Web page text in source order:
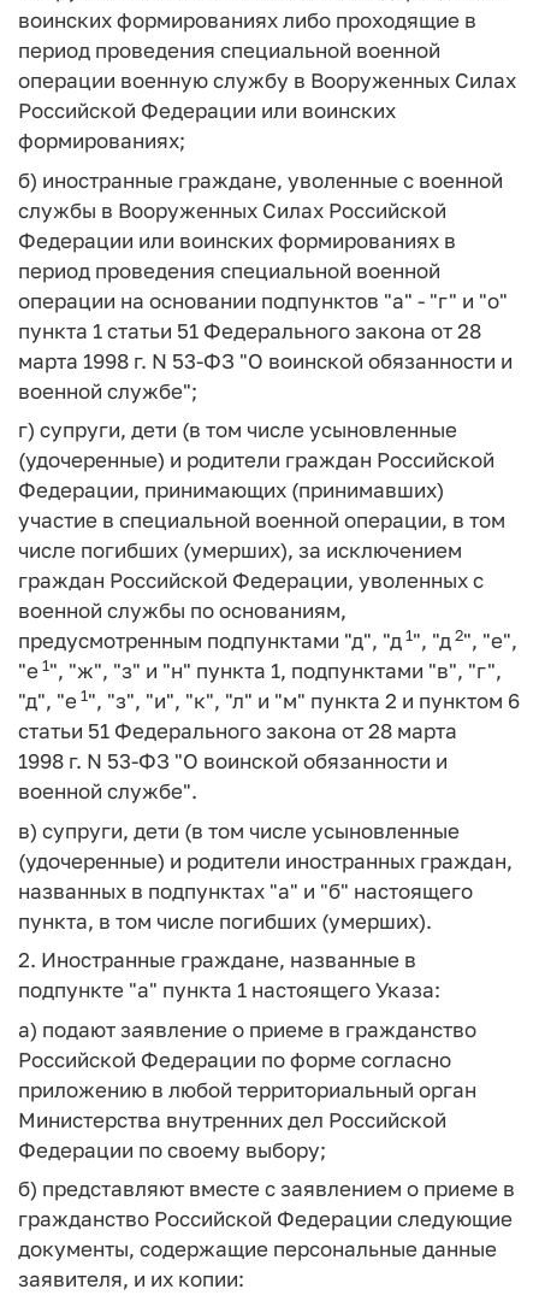
воинских формированиях либо проходящие в
период проведения специальной военной
операции военную службу в Вооруженных Силах
Российской Федерации или воинских
формированиях;
б) иностранные граждане, уволенные с военной
службы в Вооруженных Силах Российской
Федерации или воинских формированиях в
период проведения специальной военной
операции на основании подпунктов "а" - "г" и "о"
пункта 1 статьи 51 Федерального закона от 28
марта 1998 г. N 53-ФЗ "О воинской обязанности и
военной службе";
г) супруги, дети (в том числе усыновленные
(удочеренные) и родители граждан Российской
Федерации, принимающих (принимавших)
участие в специальной военной операции, в том
числе погибших (умерших), за исключением
граждан Российской Федерации, уволенных с
военной службы по основаниям,
предусмотренным подпунктами "д", "д 1 ", "д 2", "е",
"е 1 ", "ж", "з" и "н" пункта 1, подпунктами "в", "г",
"д", "е 1 ", "з", "и", "к", "л" и "м" пункта 2 и пунктом 6
статьи 51 Федерального закона от 28 марта
1998 г. N 53-ФЗ "О воинской обязанности и
военной службе".
в) супруги, дети (в том числе усыновленные
(удочеренные) и родители иностранных граждан,
названных в подпунктах "а" и "б" настоящего
пункта, в том числе погибших (умерших).
2. Иностранные граждане, названные в
подпункте "а" пункта 1 настоящего Указа:
а) подают заявление о приеме в гражданство
Российской Федерации по форме согласно
приложению в любой территориальный орган
Министерства внутренних дел Российской
Федерации по своему выбору;
б) представляют вместе с заявлением о приеме в
гражданство Российской Федерации следующие
документы, содержащие персональные данные
заявителя, и их копии: